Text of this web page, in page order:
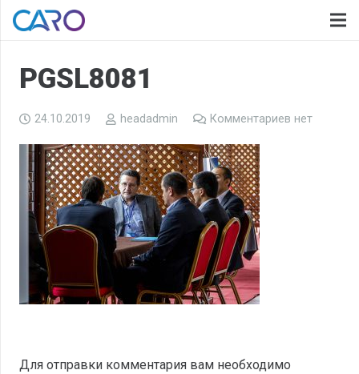
PGSL8081
24.10.2019 headadmin Комментариев нет
Для отправки комментария вам необходимо